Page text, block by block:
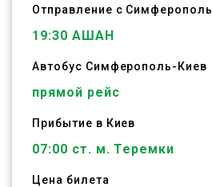
Отправление с Симферополь
19:30 АШАН
Автобус Симферополь- Киев
прямой рейс
Прибытие в Киев
07:00 ст. м. Теремки
Цена билета